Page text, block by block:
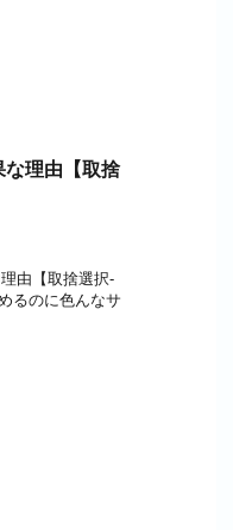
な理由【取捨
由【取捨選択-
るのに色んなサ